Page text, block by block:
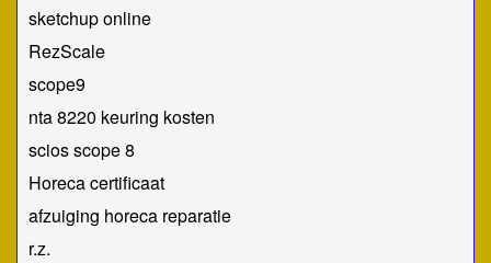
sketchup online
RezScale
scope9
nta 8220 keuring kosten
scios scope 8
Horeca certificaat
afzuiging horeca reparatie
r.z.